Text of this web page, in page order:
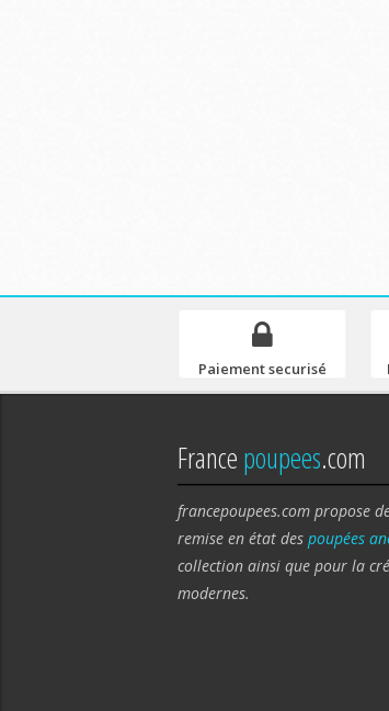
Paiement securisé
Francepoupees.com
francepoupees.com propose
remise en état des poupées
collection ainsi que pour la
modernes.